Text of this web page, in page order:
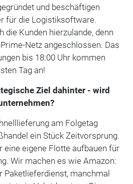
und beschäftigen
für die Logistiksoftware.
die Kunden hierzulande, denn
Netz angeschlossen. Das
bis 18:00 Uhr kommen
Tag an!
Ziel dahinter - wird
am Folgetag
ein Stück Zeitvorsprung.
eigene Flotte aufbauen für
Wir machen es wie Amazon:
Paketlieferdienst, manchmal